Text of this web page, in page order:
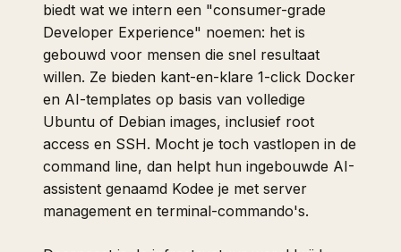
biedt wat we intern een "consumer-grade
Developer Experience" noemen: het is
gebouwd voor mensen die snel resultaat
willen. Ze bieden kant-en-klare 1-click Docker
en AI-templates op basis van volledige
Ubuntu of Debian images, inclusief root
access en SSH. Mocht je toch vastlopen in de
command line, dan helpt hun ingebouwde AI-
assistent genaamd Kodee je met server
management en terminal-commando's.